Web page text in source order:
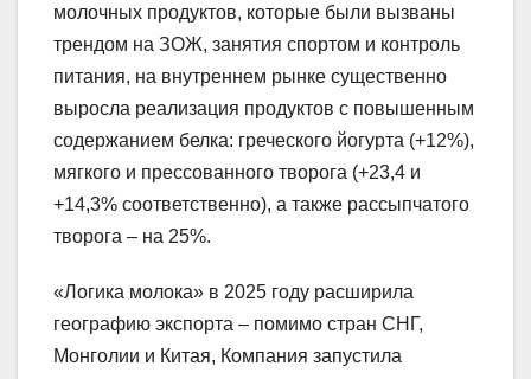
молочных продуктов, которые были вызваны
трендом на ЗОЖ, занятия спортом и контроль
питания, на внутреннем рынке существенно
выросла реализация продуктов с повышенным
содержанием белка: греческого йогурта (+12%),
мягкого и прессованного творога (+23,4 и
+14,3% соответственно), а также рассыпчатого
творога – на 25%.
«Логика молока» в 2025 году расширила
географию экспорта – помимо стран СНГ,
Монголии и Китая, Компания запустила